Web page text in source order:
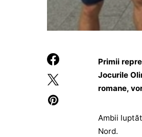
Primii
Jocurile
romane,
Ambii
Nord.